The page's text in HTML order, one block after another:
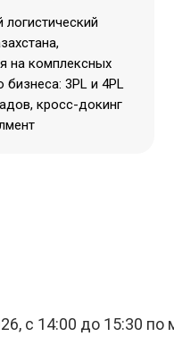
на комплексных
бизнеса: 3PL и 4PL
кросс-докинг
с 14:00 до 15:30 по